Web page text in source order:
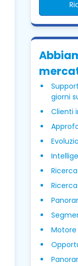
giorni
Clienti